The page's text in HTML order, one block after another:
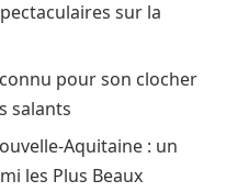
sur la
connu pour son clocher
salants
Aquitaine : un
les Plus Beaux